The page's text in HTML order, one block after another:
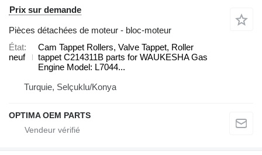
Prix sur demande
Pièces détachées de moteur - bloc-moteur
État
neuf
Cam Tappet Rollers, Valve Tappet, Roller
tappet C214311B parts for WAUKESHA Gas
Engine Model: L7044...
Turquie, Selçuklu/Konya
OPTIMA OEM PARTS